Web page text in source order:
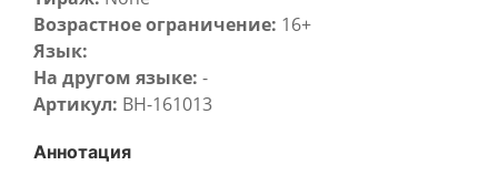
Возрастное ограничение: 16+
Язык:
На другом языке: -
Артикул: BH-161013
Аннотация